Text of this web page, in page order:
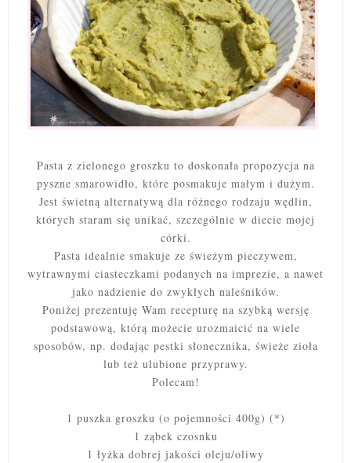
Pasta z zielonego groszku to doskonała propozycja na
pyszne smarowidło, które posmakuje małym i dużym.
Jest świetną alternatywą dla różnego rodzaju wędlin,
których staram się unikać, szczególnie w diecie mojej
córki.
Pasta idealnie smakuje ze świeżym pieczywem,
wytrawnymi ciasteczkami podanych na imprezie, a nawet
jako nadzienie do zwykłych naleśników.
Poniżej prezentuję Wam recepturę na szybką wersję
podstawową, którą możecie urozmaicić na wiele
sposobów, np. dodając pestki słonecznika, świeże zioła
lub też ulubione przyprawy.
Polecam!
1 puszka groszku (o pojemności 400g) (*)
1 ząbek czosnku
1 łyżka dobrej jakości oleju/oliwy